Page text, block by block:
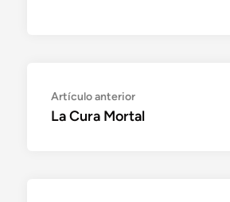
Navegación
de
Artículo anteriorArtículo
anterior:
La Cura Mortal